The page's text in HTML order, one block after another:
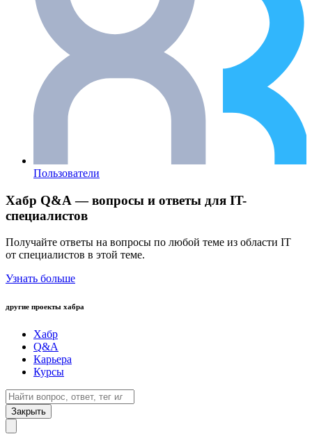
Пользователи
Хабр Q&A — вопросы и ответы для IT-
специалистов
Получайте ответы на вопросы по любой теме из области IT
от специалистов в этой теме.
Узнать больше
другие проекты хабра
Хабр
Q&A
Карьера
Курсы
Закрыть